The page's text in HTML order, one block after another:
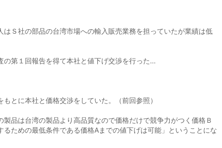
Ｓ社の部品の台湾市場への輸入販売業務を担っていたが業績は低
第１回報告を得て本社と値下げ交渉を行った…
とに本社と価格交渉をしていた。（前回参照）
品は台湾の製品より高品質なので価格だけで競争力がつく価格Ｂ
るための最低条件である価格Aまでの値下げは可能」ということにな